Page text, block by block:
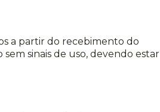
a partir do recebimento do
sinais de uso, devendo estar